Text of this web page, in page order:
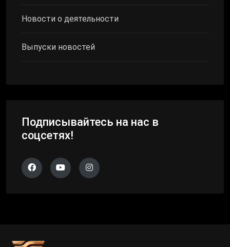
Новости о деятельности
Выпуски новостей
Подписывайтесь на нас в
соцсетях!